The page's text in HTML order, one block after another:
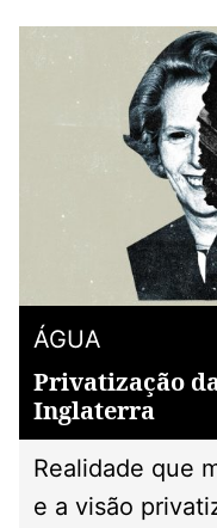
ÁGUA
Privatização
Inglaterra
Realidade que
e a visão